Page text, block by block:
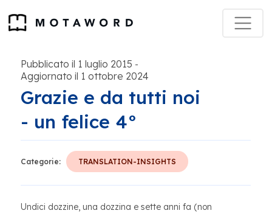
Pubblicato il 1 luglio 2015 -
Aggiornato il 1 ottobre 2024
Grazie e da tutti noi
- un felice 4°
Categorie: TRANSLATION-INSIGHTS
Undici dozzine, una dozzina e sette anni fa (non